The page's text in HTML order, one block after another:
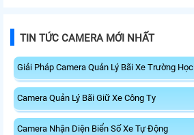
TIN TỨC CAMERA MỚI NHẤT
Giải Pháp Camera Quản Lý Bãi Xe Trường Học
Camera Quản Lý Bãi Giữ Xe Công Ty
Camera Nhận Diện Biển Số Xe Tự Động